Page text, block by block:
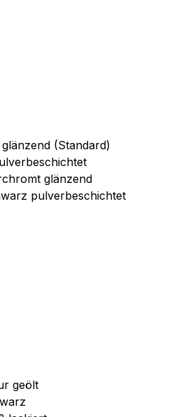
(Standard)
glänzend
pulverbeschichtet
geölt